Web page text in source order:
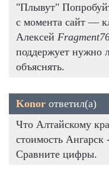
"Плывут"
с момента сайт —
Алексей
поддержует нужно
объяснять.
Konor ответил(а)
Что Алтайскому
стоимость Ангарск
Сравните цифры.